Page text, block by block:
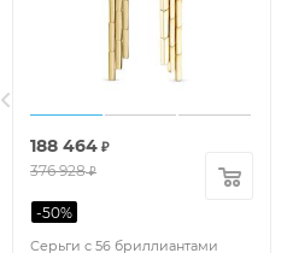
Серьги с 56 бриллиантами
188 464 ₽
376 928₽
-50%